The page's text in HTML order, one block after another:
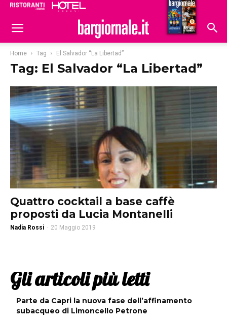
Hoteldomani
Home Tag El Salvador “La Libertad”
Tag: El Salvador “La Libertad”
Quattro cocktail a base caffè
proposti da Lucia Montanelli
Nadia Rossi - 20 Maggio 2019
Gli articoli più letti
Parte da Capri la nuova fase dell’affinamento
subacqueo di Limoncello Petrone